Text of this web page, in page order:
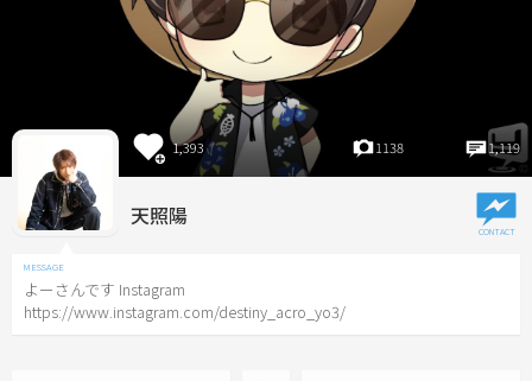
1,393 1138 1,119
天照陽
よーさんです Instagram
https://www.instagram.com/destiny_acro_yo3/